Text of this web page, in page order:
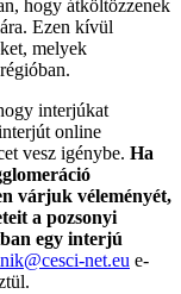
hogy átköltözzenek
Ezen kívül
melyek
interjúkat
online
vesz igénybe. Ha
várjuk véleményét,
a pozsonyi
egy interjú
net.eu e-